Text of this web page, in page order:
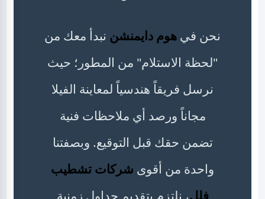
نحن في هوم دايمنشن نبدأ معك من
"لحظة الاستلام" من المطور؛ حيث
نرسل فريقاً هندسياً لمعاينة الفيلا
مجاناً ورصد أي ملاحظات فنية
تضمن حقك قبل التوقيع. وبصفتنا
واحدة من أقوى شركات تشطيب
فلل، نلتزم بتقديم جداول زمنية